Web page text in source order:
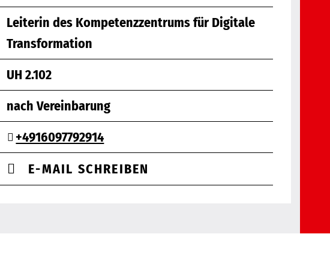
Leiterin des Kompetenzzentrums für Digitale
Transformation
UH 2.102
nach Vereinbarung
+4916097792914
E-MAIL SCHREIBEN